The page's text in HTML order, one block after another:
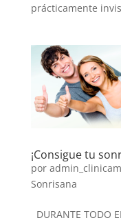
prácticamente
¡Consigue tu
por
Sonrisana
DURANTE TODO